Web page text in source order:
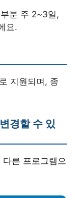
분 주 2~3일,
요.
지원되며, 종
경할 수 있
른 프로그램으